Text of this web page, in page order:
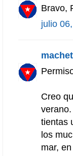
Bravo,
julio
Creo
tientas
los
mar,